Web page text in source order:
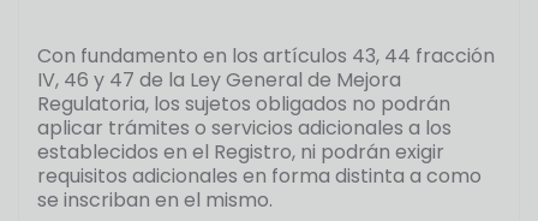
Con fundamento en los artículos 43, 44 fracción
IV, 46 y 47 de la Ley General de Mejora
Regulatoria, los sujetos obligados no podrán
aplicar trámites o servicios adicionales a los
establecidos en el Registro, ni podrán exigir
requisitos adicionales en forma distinta a como
se inscriban en el mismo.